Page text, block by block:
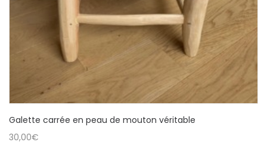
Galette carrée en peau de mouton véritable
30,00€